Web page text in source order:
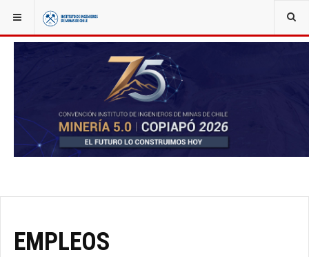
YOU ARE HERE: BOLSA DE TRABAJO
EMPLEOS